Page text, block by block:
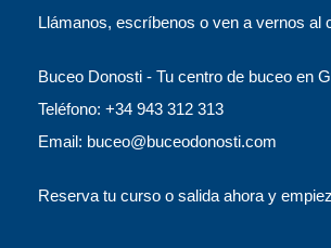
Llámanos, escríbenos o ven a vernos al
Buceo Donosti - Tu centro de buceo en
Teléfono: +34 943 312 313
Email: buceo@buceodonosti.com
Reserva tu curso o salida ahora y